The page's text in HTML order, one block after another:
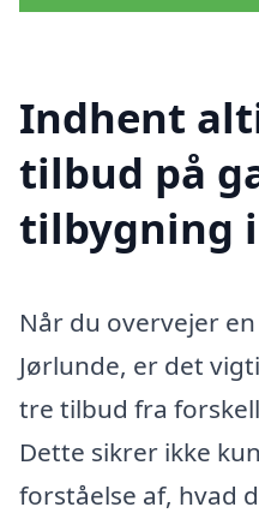
Indhent
tilbud på
tilbygning
Når du overvejer
Jørlunde, er det
tre tilbud fra
Dette sikrer ikke
forståelse af, hvad